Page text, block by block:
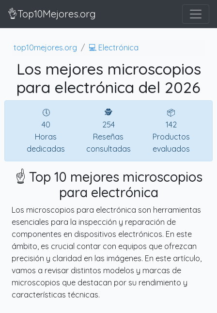
👌Top10Mejores.org
top10mejores.org 💻 Electrónica
Los mejores microscopios
para electrónica del 2026
🕔
40
Horas
dedicadas
🕵
254
Reseñas
consultadas
📦
142
Productos
evaluados
☝️ Top 10 mejores microscopios
para electrónica
Los microscopios para electrónica son herramientas
esenciales para la inspección y reparación de
componentes en dispositivos electrónicos. En este
ámbito, es crucial contar con equipos que ofrezcan
precisión y claridad en las imágenes. En este artículo,
vamos a revisar distintos modelos y marcas de
microscopios que destacan por su rendimiento y
características técnicas.